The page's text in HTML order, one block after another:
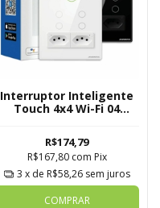
Interruptor Inteligente
Touch 4x4 Wi-Fi 04
Novadigital Tuya
R$174,79
R$167,80 com Pix
3 x de R$58,26 sem juros
COMPRAR